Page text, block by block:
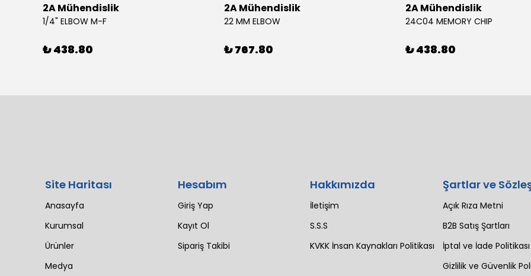
2A Mühendislik
1/4" ELBOW M-F
₺ 438.80
2A Mühendislik
22 MM ELBOW
₺ 767.80
2A Mühendislik
24C04 MEMORY CHIP
₺ 438.80
Site Haritası
Anasayfa
Kurumsal
Ürünler
Medya
Hesabım
Giriş Yap
Kayıt Ol
Sipariş Takibi
Hakkımızda
İletişim
S.S.S
KVKK İnsan Kaynakları Politikası
Şartlar ve
Açık Rıza Metni
B2B Satış Şartları
İptal ve İade Politikası
Gizlilik ve Güvenlik